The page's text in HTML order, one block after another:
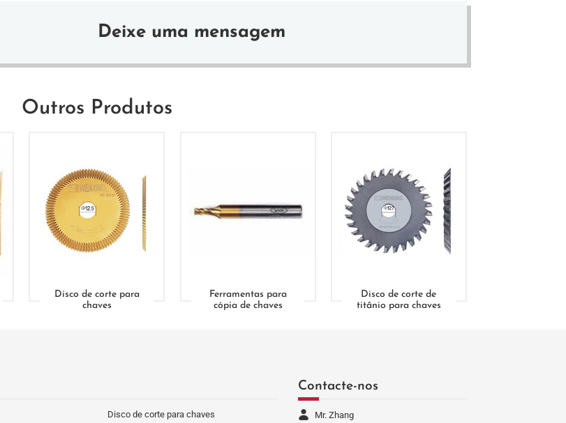
Deixe uma mensagem
Outros Produtos
Disco de corte para
chaves
Ferramentas para
cópia de chaves
Disco de corte de
titânio para chaves
Disco de corte para chaves
Contacte-nos
Mr. Zhang